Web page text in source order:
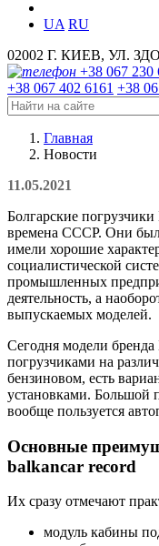
UA RU
02002 Г. КИЕВ, УЛ.
+38 067 230
+38 067 402 6161 +38
Главная
Новости
11.05.2021
Болгарские
времена СССР. Они
имели хорошие
социалистической
промышленных
деятельность, а
выпускаемых моделей.
Сегодня модели бренда
погрузчиками на
бензиновом, есть
установками. Большой
вообще пользуется
Основные
balkancar record
Их сразу отмечают
модуль кабины